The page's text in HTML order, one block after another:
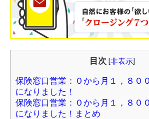
目次 [非表示]
保険窓口営業：０から月１，８０
になりました！
保険窓口営業：０から月１，８０
になりました！まとめ